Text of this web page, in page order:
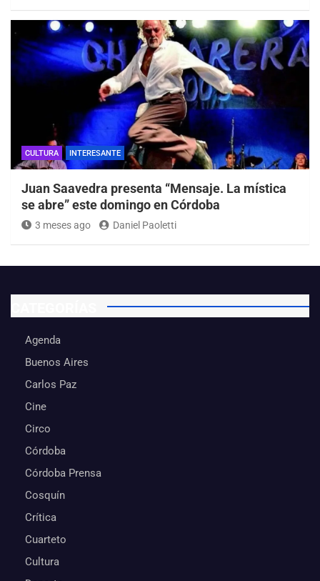
CULTURA INTERESANTE
Juan Saavedra presenta “Mensaje. La mística
se abre” este domingo en Córdoba
3 meses ago Daniel Paoletti
Agenda
Buenos Aires
Carlos Paz
Cine
Circo
Córdoba
Córdoba Prensa
Cosquín
Crítica
Cuarteto
Cultura